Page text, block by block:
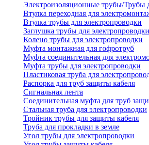
Электроизоляционные трубы/Трубы
Втулка переходная для
Втулка трубы для электропроводки
Заглушка трубы для электропроводки
Колено трубы для электропроводки
Муфта монтажная для гофротруб
Муфта соединительная для
Муфта трубы для электропроводки
Пластиковая труба для
Распорка для труб защиты кабеля
Сигнальная лента
Соединительная муфта для труб
Стальная труба для электропроводки
Тройник трубы для защиты кабеля
Труба для прокладки в земле
Угол трубы для электропроводки